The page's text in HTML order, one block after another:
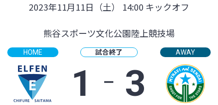
2023年11月11日（土） 14:00 キックオフ
熊谷スポーツ文化公園陸上競技場
HOME 試合終了
1 ‐ 3
AWAY